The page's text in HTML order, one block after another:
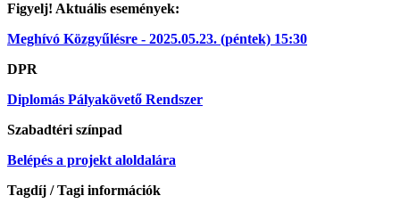
Figyelj! Aktuális események:
Meghívó Közgyűlésre - 2025.05.23. (péntek) 15:30
DPR
Diplomás Pályakövető Rendszer
Szabadtéri színpad
Belépés a projekt aloldalára
Tagdíj / Tagi információk